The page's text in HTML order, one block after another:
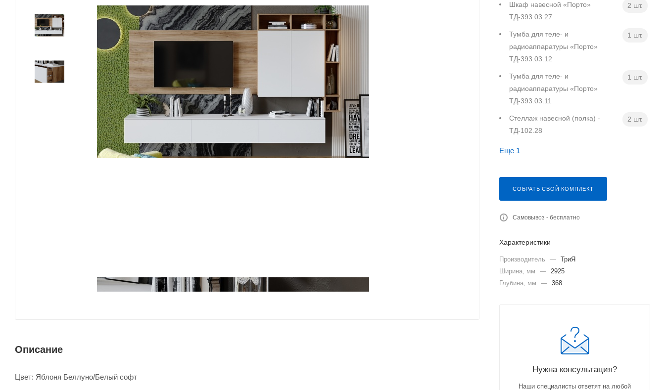
Описание
Цвет: Яблоня Беллуно/Белый софт
Шкаф навесной «Порто»
ТД-393.03.27
2 шт.
Тумба для теле- и
радиоаппаратуры «Порто»
ТД-393.03.12
1 шт.
Тумба для теле- и
радиоаппаратуры «Порто»
ТД-393.03.11
1 шт.
Стеллаж навесной (полка) -
ТД-102.28
2 шт.
Еще 1
СОБРАТЬ СВОЙ КОМПЛЕКТ
Самовывоз - бесплатно
Характеристики
Производитель — ТриЯ
Ширина, мм
— 2925
Глубина, мм
— 368
Нужна консультация?
Наши специалисты ответят на любой